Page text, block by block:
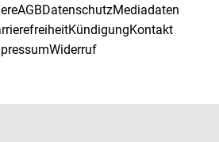
AGBDatenschutzMediadaten
KündigungKontakt
Widerruf